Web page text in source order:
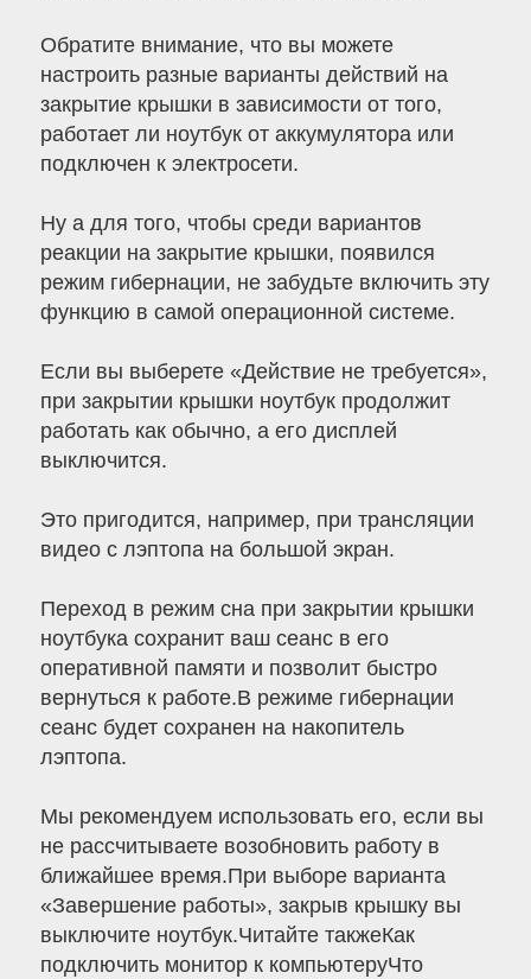
Обратите внимание, что вы можете
настроить разные варианты действий на
закрытие крышки в зависимости от того,
работает ли ноутбук от аккумулятора или
подключен к электросети.
Ну а для того, чтобы среди вариантов
реакции на закрытие крышки, появился
режим гибернации, не забудьте включить эту
функцию в самой операционной системе.
Если вы выберете «Действие не требуется»,
при закрытии крышки ноутбук продолжит
работать как обычно, а его дисплей
выключится.
Это пригодится, например, при трансляции
видео с лэптопа на большой экран.
Переход в режим сна при закрытии крышки
ноутбука сохранит ваш сеанс в его
оперативной памяти и позволит быстро
вернуться к работе.В режиме гибернации
сеанс будет сохранен на накопитель
лэптопа.
Мы рекомендуем использовать его, если вы
не рассчитываете возобновить работу в
ближайшее время.При выборе варианта
«Завершение работы», закрыв крышку вы
выключите ноутбук.Читайте такжеКак
подключить монитор к компьютеруЧто